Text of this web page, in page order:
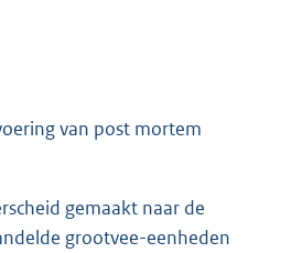
van post mortem
gemaakt naar de
grootvee-eenheden